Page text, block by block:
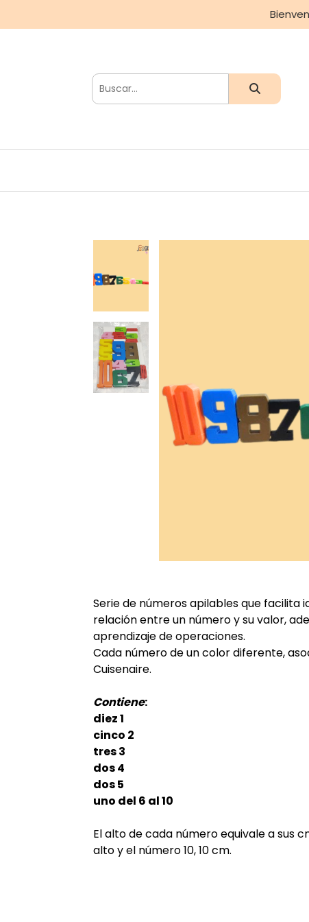
Serie de números apilables que facilita
relación entre un número y su valor,
aprendizaje de operaciones.
Cada número de un color diferente,
Cuisenaire.
Contiene:
diez 1
cinco 2
tres 3
dos 4
dos 5
uno del 6 al 10
El alto de cada número equivale a sus
alto y el número 10, 10 cm.